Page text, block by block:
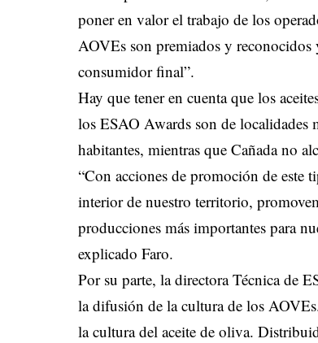
poner en valor el trabajo de los
AOVEs son premiados y
consumidor final”.
Hay que tener en cuenta que los
los ESAO Awards son de localidades
habitantes, mientras que Cañada no
“Con acciones de promoción de este
interior de nuestro territorio,
producciones más importantes para
explicado Faro.
Por su parte, la directora Técnica de
la difusión de la cultura de los
la cultura del aceite de oliva.